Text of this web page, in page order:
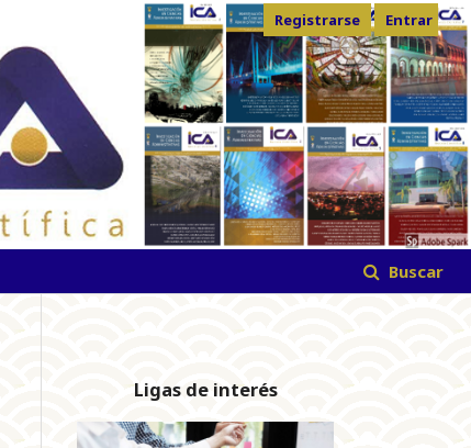
Buscar
Registrarse Entrar
Ligas de interés